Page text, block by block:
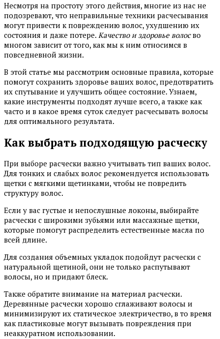
Несмотря на простоту этого действия, многие из нас не
подозревают, что неправильные техники расчесывания
могут привести к повреждению волос, ухудшению их
состояния и даже потере. Качество и здоровье волосво
многом зависит от того, как мы к ним относимся в
повседневной жизни.
В этой статье мы рассмотрим основные правила, которые
помогут сохранить здоровье ваших волос, предотвратить
их спутывание и улучшить общее состояние. Узнаем,
какие инструменты подходят лучше всего, а также как
часто и в какое время суток следует расчесывать волосы
для оптимального результата.
Как выбрать подходящую расческу
При выборе расчески важно учитывать тип ваших волос.
Для тонких и слабых волос рекомендуется использовать
щетки с мягкими щетинками, чтобы не повредить
структуру волос.
Если у вас густые и непослушные локоны, выбирайте
расчески с широкими зубьями или массажные щетки,
которые помогут распределить естественные масла по
всей длине.
Для создания объемных укладок подойдут расчески с
натуральной щетиной, они не только распутывают
волосы, но и придают блеск.
Также обратите внимание на материал расчески.
Деревянные расчески хорошо сглаживают волосы и
минимизируют их статическое электричество, в то время
как пластиковые могут вызывать повреждения при
неаккуратном использовании.